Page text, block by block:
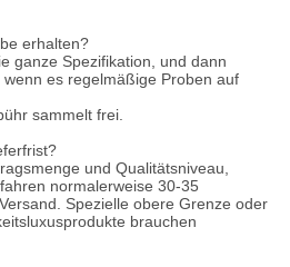
erhalten?
ganze Spezifikation, und dann
es regelmäßige Proben auf
sammelt frei.
und Qualitätsniveau,
normalerweise 30-35
Spezielle obere Grenze oder
brauchen